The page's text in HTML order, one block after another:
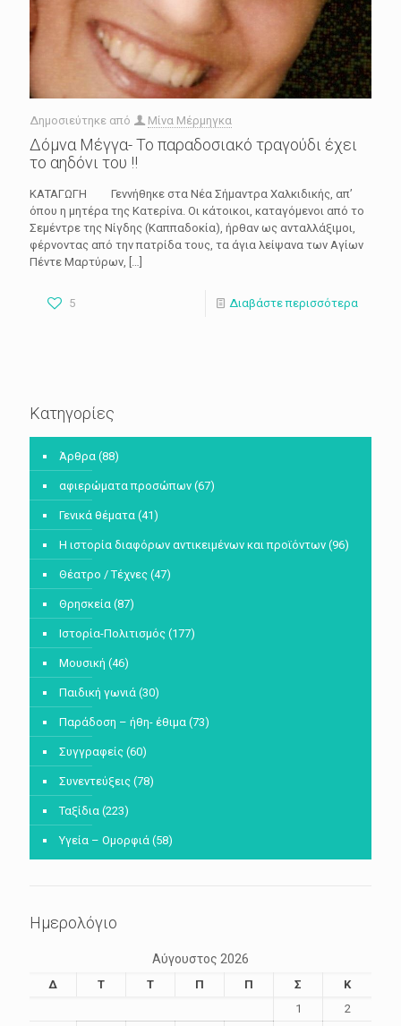
Δημοσιεύτηκε από Μίνα Μέρμηγκα
Δόμνα Μέγγα- Το παραδοσιακό τραγούδι έχει
το αηδόνι του !!
ΚΑΤΑΓΩΓΗ Γεννήθηκε στα Νέα Σήμαντρα Χαλκιδικής, απ’
όπου η μητέρα της Κατερίνα. Οι κάτοικοι, καταγόμενοι από το
Σεμέντρε της Νίγδης (Καππαδοκία), ήρθαν ως ανταλλάξιμοι,
φέρνοντας από την πατρίδα τους, τα άγια λείψανα των Αγίων
Πέντε Μαρτύρων, […]
5 Διαβάστε περισσότερα
Κατηγορίες
Άρθρα (88)
αφιερώματα προσώπων (67)
Γενικά θέματα (41)
Η ιστορία διαφόρων αντικειμένων και προϊόντων (96)
Θέατρο / Τέχνες (47)
Θρησκεία (87)
Ιστορία-Πολιτισμός (177)
Μουσική (46)
Παιδική γωνιά (30)
Παράδοση – ήθη- έθιμα (73)
Συγγραφείς (60)
Συνεντεύξεις (78)
Ταξίδια (223)
Υγεία – Ομορφιά (58)
Ημερολόγιο
Αύγουστος 2026
Δ Τ Τ Π Π Σ
Κ
1
2